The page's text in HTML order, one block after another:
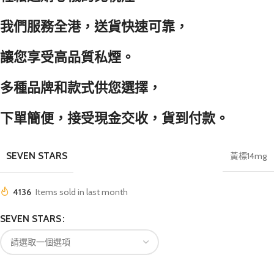
我們服務全港，送貨快速可靠，
讓您享受高品質私煙。
多種品牌和款式供您選擇，
下單簡便，接受現金交收，貨到付款。
SEVEN STARS 黃標14mg
4136 Items sold in last month
SEVEN STARS